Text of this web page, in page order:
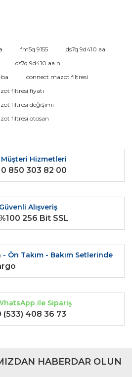
ilk yorumu siz yapın!
Yorum Yaz
ürün açıklamalarında ve diğer
teşekkür ederiz.
veya görüntülenemiyor.
alternatifler olmalı.
Gönder
fm5q 9155
ds7q 9d410 aa
ds7q 9d410 aa n
connect mazot filtresi
filtresi fiyatı
filtresi değişimi
filtresi otosan
Müşteri Hizmetleri
0 850 303 82 00
Güvenli Alışveriş
256 Bit SSL
Ön Takım - Bakım Setlerinde
ile Sipariş
(533) 408 36 73
HABERDAR OLUN